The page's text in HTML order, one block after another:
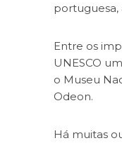
portuguesa,
Entre os
UNESCO
o Museu
Odeon.
Há muitas